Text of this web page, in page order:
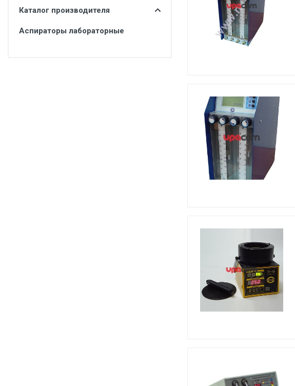
Расходные материалы
Оториноларингология
Каталог производителя
Аспираторы лабораторные